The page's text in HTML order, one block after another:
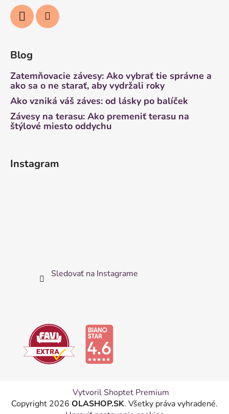
Blog
Zatemňovacie závesy: Ako vybrať tie správne a
ako sa o ne starať, aby vydržali roky
Ako vzniká váš záves: od lásky po balíček
Závesy na terasu: Ako premeniť terasu na
štýlové miesto oddychu
Instagram
Sledovať na Instagrame
Vytvoril Shoptet Premium
Copyright 2026 OLASHOP.SK. Všetky práva vyhradené.